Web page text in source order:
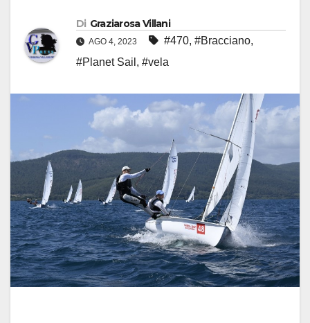
Di Graziarosa Villani
AGO 4, 2023 #470, #Bracciano,
#Planet Sail , #vela